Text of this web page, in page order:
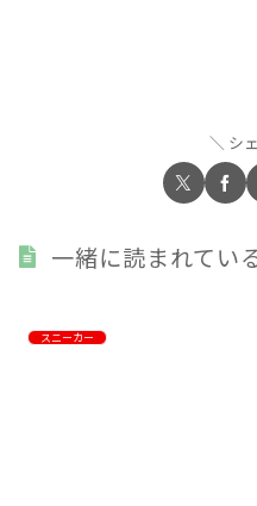
シ
一緒に読まれてい
スニーカー